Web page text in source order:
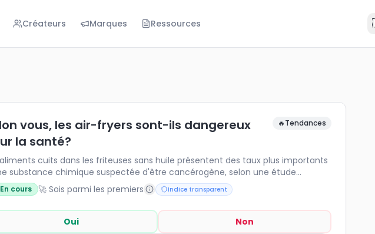
Créateurs Marques Ressources
les air-fryers sont-ils dangereux pour la santé?
cuits dans les friteuses sans huile présentent des taux plus importants
vous, les air-fryers sont-ils dangereux
la santé?
🔥Tendances
cuits dans les friteuses sans huile présentent des taux plus importants
substance chimique suspectée d'être cancérogène, selon une étude
scientifique. Qu'n pensez-vous??
En cours 🚀 Sois parmi les premiers Indice transparent
Oui Non